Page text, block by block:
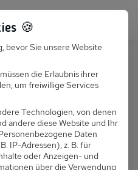
899 050
Wohnung
🍪
bevor Sie unsere Website
die Erlaubnis ihrer
um freiwillige Services
Technologien, von denen
andere diese Website und Ihr
Daten
IP-Adressen), z. B. für
oder Anzeigen- und
über die Verwendung